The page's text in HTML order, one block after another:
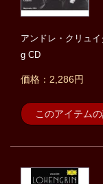
アンドレ・クリュ
g CD
価格：2,286円
このアイテム